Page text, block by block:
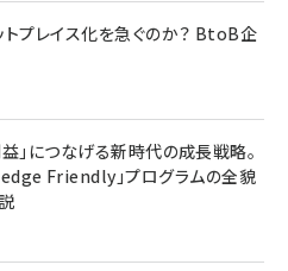
プレイス化を急ぐのか？ BtoB企
」につなげる新時代の成長戦略。
Friendly」プログラムの全貌